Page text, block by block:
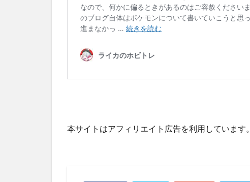
本サイトはアフィリエイト広告を利用しています。